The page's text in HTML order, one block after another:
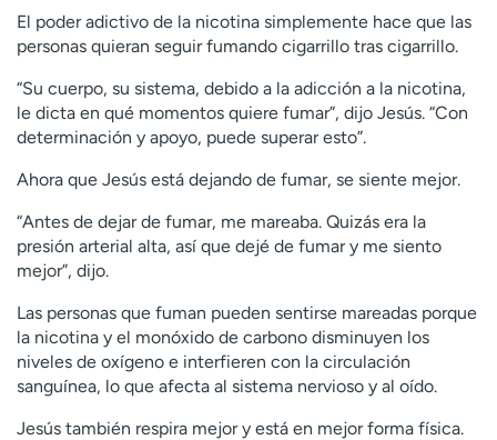
El poder adictivo de la nicotina simplemente hace que las
personas quieran seguir fumando cigarrillo tras cigarrillo.
“Su cuerpo, su sistema, debido a la adicción a la nicotina,
le dicta en qué momentos quiere fumar”, dijo Jesús. “Con
determinación y apoyo, puede superar esto”.
Ahora que Jesús está dejando de fumar, se siente mejor.
“Antes de dejar de fumar, me mareaba. Quizás era la
presión arterial alta, así que dejé de fumar y me siento
mejor”, dijo.
Las personas que fuman pueden sentirse mareadas porque
la nicotina y el monóxido de carbono disminuyen los
niveles de oxígeno e interfieren con la circulación
sanguínea, lo que afecta al sistema nervioso y al oído.
Jesús también respira mejor y está en mejor forma física.